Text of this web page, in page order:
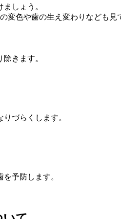
しょう。
変色や歯の生え変わりなども見
きます。
づらくします。
予防します。